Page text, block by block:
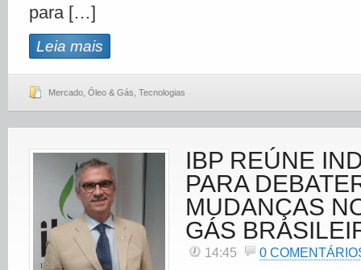
para […]
Leia mais
Mercado Óleo & Gás Tecnologias
IBP REÚNE
PARA
MUDANÇAS
GÁS
14:45 0